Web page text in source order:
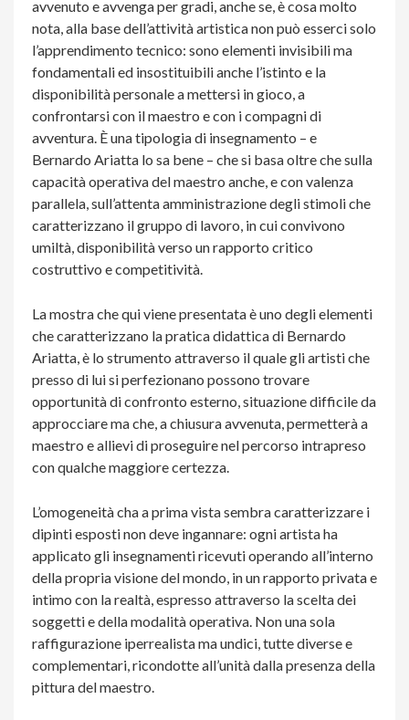
avvenuto e avvenga per gradi, anche se, è cosa molto
nota, alla base dell’attività artistica non può esserci solo
l’apprendimento tecnico: sono elementi invisibili ma
fondamentali ed insostituibili anche l’istinto e la
disponibilità personale a mettersi in gioco, a
confrontarsi con il maestro e con i compagni di
avventura. È una tipologia di insegnamento – e
Bernardo Ariatta lo sa bene – che si basa oltre che sulla
capacità operativa del maestro anche, e con valenza
parallela, sull’attenta amministrazione degli stimoli che
caratterizzano il gruppo di lavoro, in cui convivono
umiltà, disponibilità verso un rapporto critico
costruttivo e competitività.
La mostra che qui viene presentata è uno degli elementi
che caratterizzano la pratica didattica di Bernardo
Ariatta, è lo strumento attraverso il quale gli artisti che
presso di lui si perfezionano possono trovare
opportunità di confronto esterno, situazione difficile da
approcciare ma che, a chiusura avvenuta, permetterà a
maestro e allievi di proseguire nel percorso intrapreso
con qualche maggiore certezza.
L’omogeneità cha a prima vista sembra caratterizzare i
dipinti esposti non deve ingannare: ogni artista ha
applicato gli insegnamenti ricevuti operando all’interno
della propria visione del mondo, in un rapporto privata e
intimo con la realtà, espresso attraverso la scelta dei
soggetti e della modalità operativa. Non una sola
raffigurazione iperrealista ma undici, tutte diverse e
complementari, ricondotte all’unità dalla presenza della
pittura del maestro.